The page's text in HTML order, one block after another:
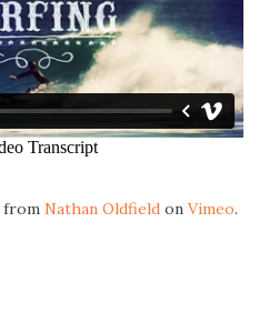
from Nathan Oldfield on Vimeo.